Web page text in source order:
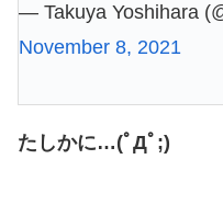
— Takuya Yoshihara
November 8, 2021
たしかに…(ﾟДﾟ;)